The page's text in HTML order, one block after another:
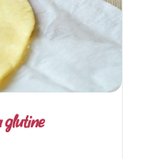
glutine